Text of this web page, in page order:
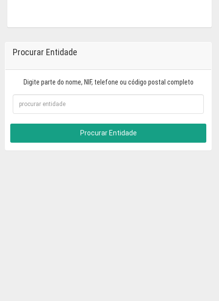
Procurar Entidade
Digite parte do nome, NIF, telefone ou código postal completo
Procurar Entidade